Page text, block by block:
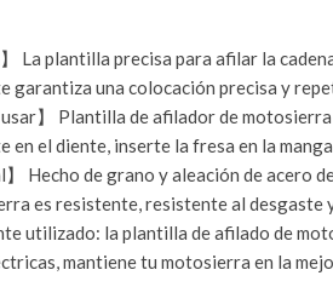
】 La plantilla precisa para afilar la
garantiza una colocación precisa y
usar】 Plantilla de afilador de
en el diente, inserte la fresa en la manga
】 Hecho de grano y aleación de acero
es resistente, resistente al desgaste
utilizado: la plantilla de afilado de
mantiene tu motosierra en la